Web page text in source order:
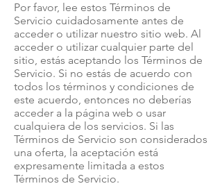
Por favor, lee estos Términos de
Servicio cuidadosamente antes de
acceder o utilizar nuestro sitio web. Al
acceder o utilizar cualquier parte del
sitio, estás aceptando los Términos de
Servicio. Si no estás de acuerdo con
todos los términos y condiciones de
este acuerdo, entonces no deberías
acceder a la página web o usar
cualquiera de los servicios. Si las
Términos de Servicio son considerados
una oferta, la aceptación está
expresamente limitada a estos
Términos de Servicio.